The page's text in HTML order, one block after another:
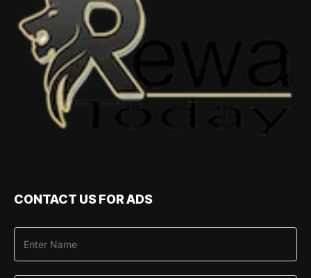
CONTACT US FOR ADS